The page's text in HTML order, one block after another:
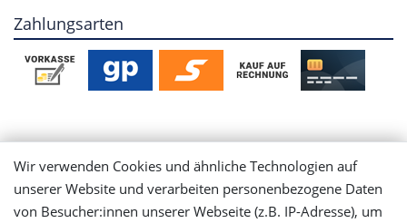
Zahlungsarten
Mein Konto
Login
Wir verwenden Cookies und ähnliche Technologien auf
unserer Website und verarbeiten personenbezogene Daten
von Besucher:innen unserer Webseite (z.B. IP-Adresse), um